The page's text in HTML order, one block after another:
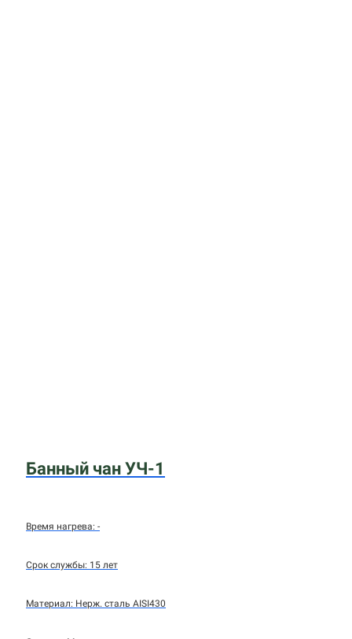
Банный чан УЧ-1
Время нагрева: -
Срок службы: 15 лет
Материал: Нерж. сталь AISI430